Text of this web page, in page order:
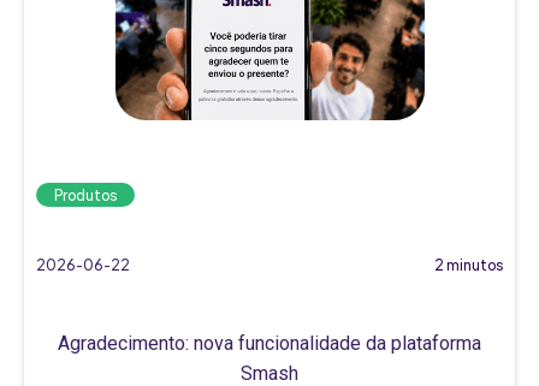
Produtos
2026-06-22 2 minutos
Agradecimento: nova funcionalidade da plataforma
Smash